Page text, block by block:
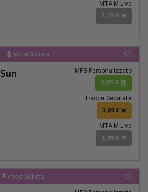
MTA M-Live
2,99 €
Voce Solista
MP3 Personalizzato
2,89 €
Tracce Separate
3,89 €
MTA M-Live
2,99 €
Voce Solista